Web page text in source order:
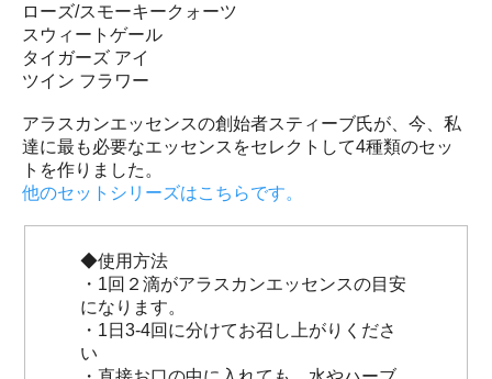
ローズ/スモーキークォーツ
スウィートゲール
タイガーズ アイ
ツイン フラワー
アラスカンエッセンスの創始者スティーブ氏が、今、私
達に最も必要なエッセンスをセレクトして4種類のセッ
トを作りました。
他のセットシリーズはこちらです。
◆使用方法
・1回２滴がアラスカンエッセンスの目安
になります。
・1日3-4回に分けてお召し上がりくださ
い